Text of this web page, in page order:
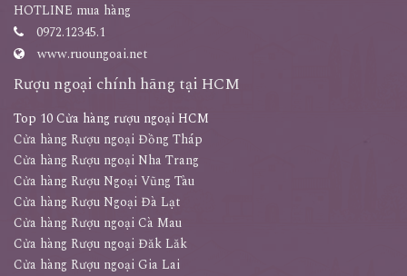
HOTLINE mua hàng
0972.12345.1
www.ruoungoai.net
Rượu ngoại chính hãng tại HCM
Top 10 Cửa hàng rượu ngoại HCM
Cửa hàng Rượu ngoại Đồng Tháp
Cửa hàng Rượu ngoại Nha Trang
Cửa hàng Rượu Ngoại Vũng Tàu
Cửa hàng Rượu Ngoại Đà Lạt
Cửa hàng Rượu ngoại Cà Mau
Cửa hàng Rượu ngoại Đăk Lăk
Cửa hàng Rượu ngoại Gia Lai